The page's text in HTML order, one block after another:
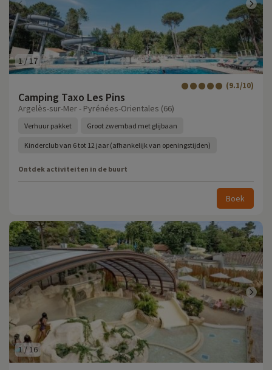
1/17
Camping Taxo Les Pins
(9.1/10)
Argelès-sur-Mer - Pyrénées-Orientales (66)
Verhuur pakket Groot zwembad met glijbaan
Kinderclub van 6 tot 12 jaar (afhankelijk van openingstijden)
Ontdek activiteiten in de buurt
Boek
1 /16